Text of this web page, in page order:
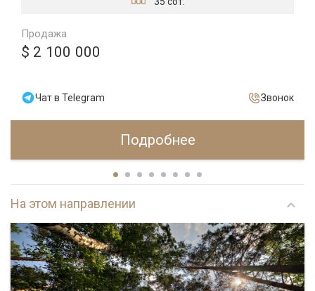
Продажа
$ 2 100 000
Чат в Telegram Звонок
Подробнее
На этом направлении